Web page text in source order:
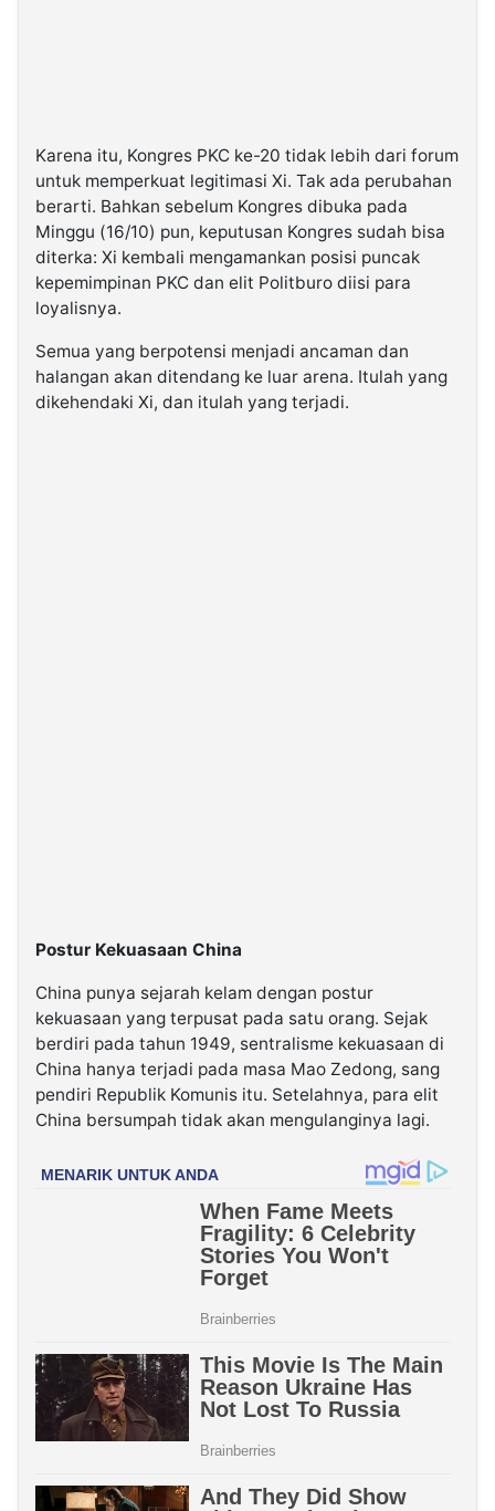
Karena itu, Kongres PKC ke-20 tidak lebih dari forum
untuk memperkuat legitimasi Xi. Tak ada perubahan
berarti. Bahkan sebelum Kongres dibuka pada
Minggu (16/10) pun, keputusan Kongres sudah bisa
diterka: Xi kembali mengamankan posisi puncak
kepemimpinan PKC dan elit Politburo diisi para
loyalisnya.
Semua yang berpotensi menjadi ancaman dan
halangan akan ditendang ke luar arena. Itulah yang
dikehendaki Xi, dan itulah yang terjadi.
Postur Kekuasaan China
China punya sejarah kelam dengan postur
kekuasaan yang terpusat pada satu orang. Sejak
berdiri pada tahun 1949, sentralisme kekuasaan di
China hanya terjadi pada masa Mao Zedong, sang
pendiri Republik Komunis itu. Setelahnya, para elit
China bersumpah tidak akan mengulanginya lagi.